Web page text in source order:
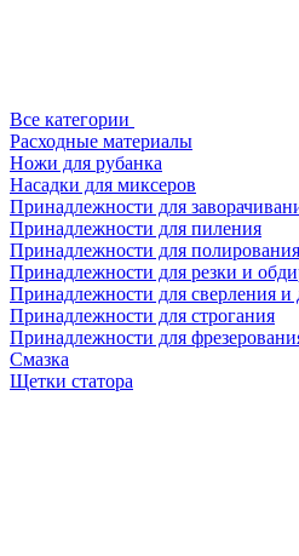
Все категории
Расходные материалы
Ножи для рубанка
Насадки для миксеров
Принадлежности для
Принадлежности для пиления
Принадлежности для
Принадлежности для резки и
Принадлежности для сверления и
Принадлежности для строгания
Принадлежности для
Смазка
Щетки статора